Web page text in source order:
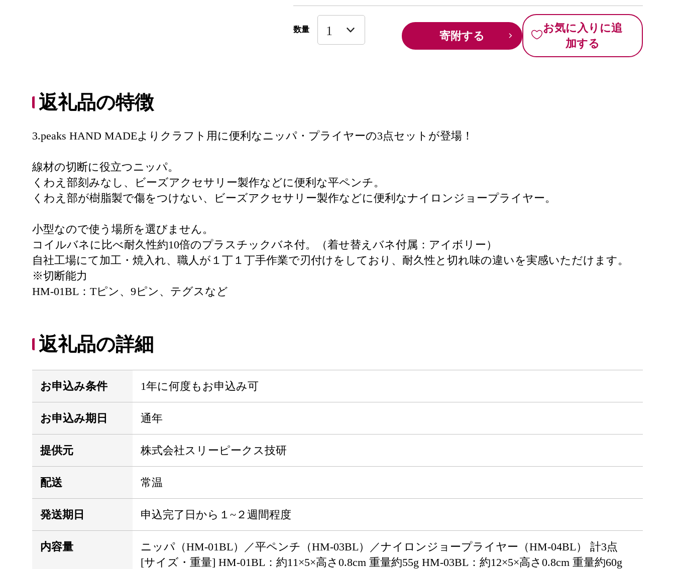
数量 寄附する
お気に入りに追
加する
返礼品の特徴
3.peaks HAND MADEよりクラフト用に便利なニッパ・プライヤーの3点セットが登場！
線材の切断に役立つニッパ。
くわえ部刻みなし、ビーズアクセサリー製作などに便利な平ペンチ。
くわえ部が樹脂製で傷をつけない、ビーズアクセサリー製作などに便利なナイロンジョープライヤー。
小型なので使う場所を選びません。
コイルバネに比べ耐久性約10倍のプラスチックバネ付。（着せ替えバネ付属：アイボリー）
自社工場にて加工・焼入れ、職人が１丁１丁手作業で刃付けをしており、耐久性と切れ味の違いを実感いただけます。
※切断能力
HM-01BL：Tピン、9ピン、テグスなど
返礼品の詳細
お申込み条件 1年に何度もお申込み可
お申込み期日 通年
提供元 株式会社スリーピークス技研
配送 常温
発送期日 申込完了日から１~２週間程度
内容量
ニッパ（HM-01BL）／平ペンチ（HM-03BL）／ナイロンジョープライヤー（HM-04BL） 計3点
[サイズ・重量] HM-01BL：約11×5×高さ0.8cm 重量約55g HM-03BL：約12×5×高さ0.8cm 重量約60g